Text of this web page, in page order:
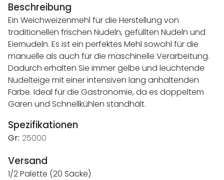
Beschreibung
Ein Weichweizenmehl für die Herstellung von
traditionellen frischen Nudeln, gefüllten Nudeln und
Eiernudeln. Es ist ein perfektes Mehl sowohl für die
manuelle als auch für die maschinelle Verarbeitung.
Dadurch erhalten Sie immer gelbe und leuchtende
Nudelteige mit einer intensiven lang anhaltenden
Farbe. Ideal für die Gastronomie, da es doppeltem
Garen und Schnellkühlen standhält.
Spezifikationen
Gr: 25000
Versand
1/2 Palette (20 Säcke)